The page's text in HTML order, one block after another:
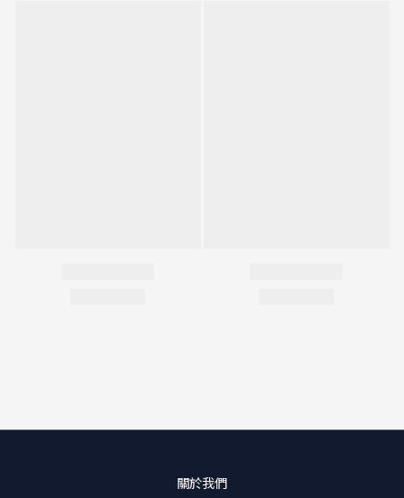
關於我們